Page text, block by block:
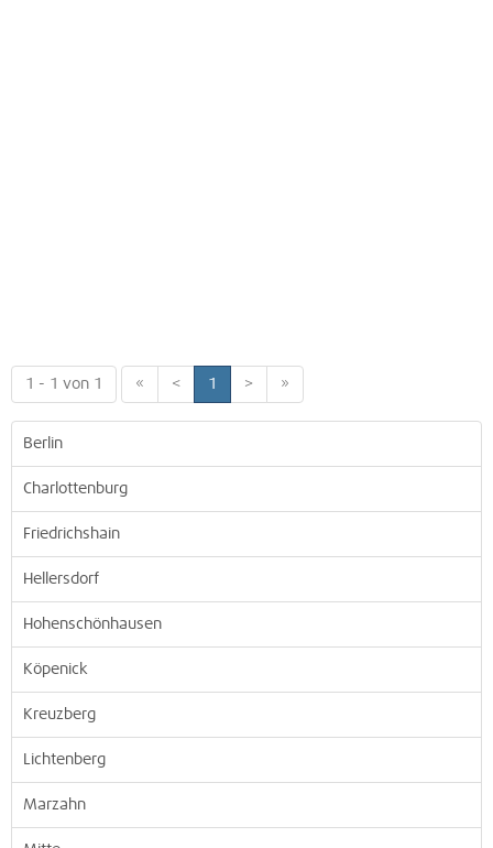
1 - 1 von 1 « < 1 > »
Berlin
Charlottenburg
Friedrichshain
Hellersdorf
Hohenschönhausen
Köpenick
Kreuzberg
Lichtenberg
Marzahn